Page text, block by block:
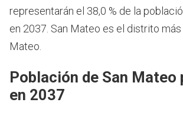
representarán el 38,0 % de la
en 2037. San Mateo es el distrito
Mateo.
Población de San Mateo
en 2037